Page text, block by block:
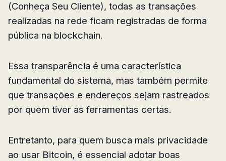
(Conheça Seu Cliente), todas as transações
realizadas na rede ficam registradas de forma
pública na blockchain.
Essa transparência é uma característica
fundamental do sistema, mas também permite
que transações e endereços sejam rastreados
por quem tiver as ferramentas certas.
Entretanto, para quem busca mais privacidade
ao usar Bitcoin, é essencial adotar boas